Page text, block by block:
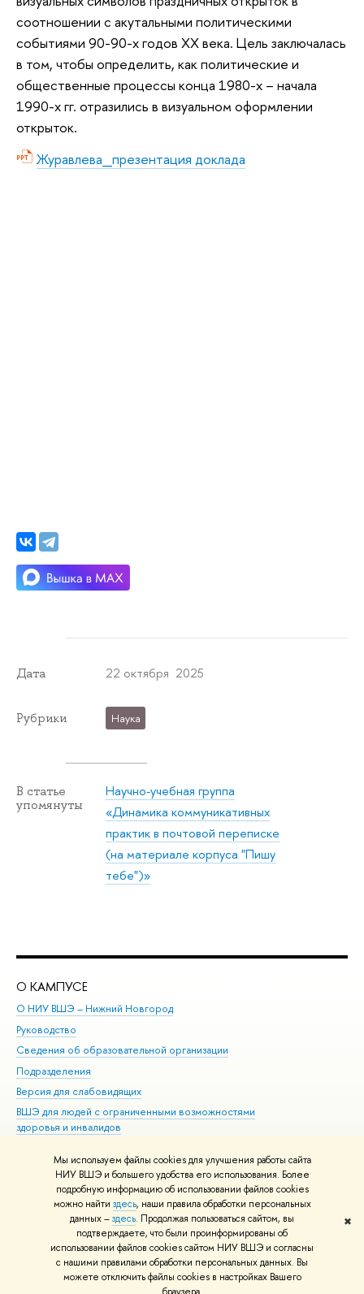
Мы используем файлы cookies для улучшения работы сайта
НИУ ВШЭ и большего удобства его использования. Более
подробную информацию об использовании файлов cookies
можно найти здесь, наши правила обработки персональных
данных –здесь. Продолжая пользоваться сайтом, вы
подтверждаете, что были проинформированы об
использовании файлов cookies сайтом НИУ ВШЭ и согласны
с нашими правилами обработки персональных данных. Вы
можете отключить файлы cookies в настройках Вашего
✖
соотношении с акутальными политическими
событиями 90-90-х годов XX века. Цель заключалась
в том, чтобы определить, как политические и
общественные процессы конца 1980-х – начала
1990-х гг. отразились в визуальном оформлении
открыток.
Журавлева_презентация доклада
Дата 22 октября 2025
Рубрики Наука
В статье
упомянуты
Научно-учебная группа
«Динамика коммуникативных
практик в почтовой переписке
(на материале корпуса "Пишу
тебе")»
О КАМПУСЕ
О НИУ ВШЭ – Нижний Новгород
Руководство
Сведения об образовательной организации
Подразделения
Версия для слабовидящих
ВШЭ для людей с ограниченными возможностями
здоровья и инвалидов
© НИУ ВШЭ 1993–2026 Адреса и контакты Условия использования
материалов Политика конфиденциальности Карта сайта
Шрифты HSE Sans и HSE Slab разработаны вШколе дизайна НИУ ВШЭ